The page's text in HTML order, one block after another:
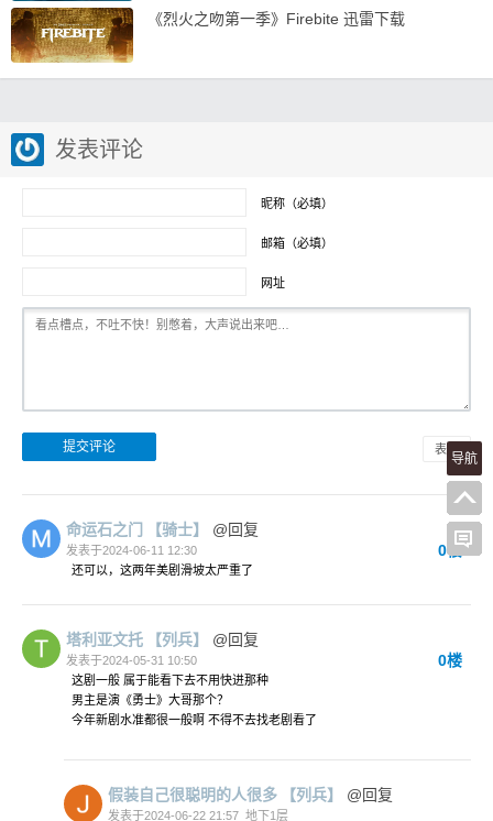
《烈火之吻第一季》Firebite 迅雷下载
发表评论
昵称（必填）
邮箱（必填）
网址
表情
命运石之门 【骑士】 @回复
发表于2024-06-11 12:30 0楼
还可以，这两年美剧滑坡太严重了
塔利亚文托 【列兵】 @回复
发表于2024-05-31 10:50 0楼
这剧一般 属于能看下去不用快进那种
男主是演《勇士》大哥那个？
今年新剧水准都很一般啊 不得不去找老剧看了
假装自己很聪明的人很多 【列兵】 @回复
发表于2024-06-22 21:57 地下1层
导航